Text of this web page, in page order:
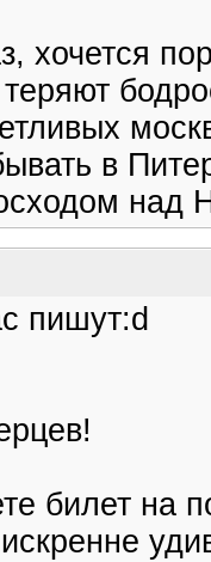
хочется
в
над
пишут:d
билет на